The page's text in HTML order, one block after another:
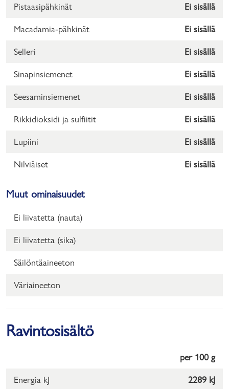
Pistaasipähkinät Ei sisällä
Macadamia-pähkinät Ei sisällä
Selleri Ei sisällä
Sinapinsiemenet Ei sisällä
Seesaminsiemenet Ei sisällä
Rikkidioksidi ja sulfiitit Ei sisällä
Lupiini Ei sisällä
Nilviäiset Ei sisällä
Muut ominaisuudet
Ei liivatetta (nauta)
Ei liivatetta (sika)
Säilöntäaineeton
Väriaineeton
Ravintosisältö
per 100 g
Energia kJ 2289 kJ